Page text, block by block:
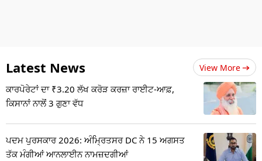
Latest News View More
ਕਾਰਪੋਰੇਟਾਂ ਦਾ ₹3.20 ਲੱਖ ਕਰੋੜ ਕਰਜ਼ਾ ਰਾਈਟ-ਆਫ਼,
ਕਿਸਾਨਾਂ ਨਾਲੋਂ 3 ਗੁਣਾ ਵੱਧ
ਪਦਮ ਪੁਰਸਕਾਰ 2026: ਅੰਮ੍ਰਿਤਸਰ DC ਨੇ 15 ਅਗਸਤ
ਤੱਕ ਮੰਗੀਆਂ ਆਨਲਾਈਨ ਨਾਮਜ਼ਦਗੀਆਂ